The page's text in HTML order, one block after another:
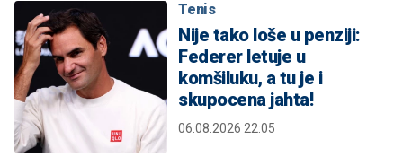
Tenis
Nije tako loše u penziji:
Federer letuje u
komšiluku, a tu je i
skupocena jahta!
06.08.2026 22:05